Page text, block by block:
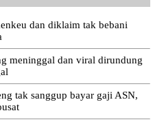
dan diklaim tak bebani
meninggal dan viral dirundung
tak sanggup bayar gaji ASN,